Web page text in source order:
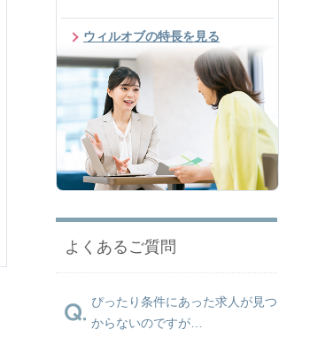
ウィルオブの特長を見る
よくあるご質問
ぴったり条件にあった求人が見つ
からないのですが…